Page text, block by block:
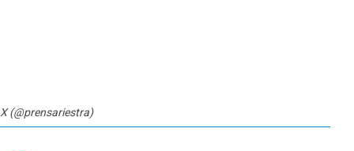
X (@prensariestra)